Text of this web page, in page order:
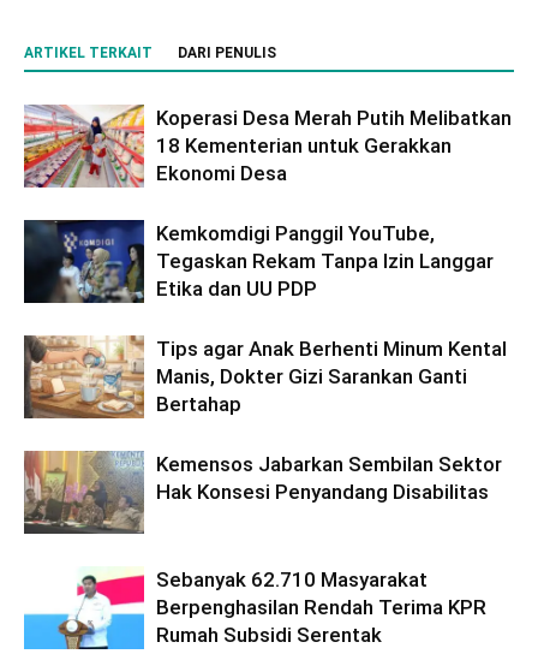
ARTIKEL TERKAIT DARI PENULIS
Koperasi Desa Merah Putih Melibatkan
18 Kementerian untuk Gerakkan
Ekonomi Desa
Kemkomdigi Panggil YouTube,
Tegaskan Rekam Tanpa Izin Langgar
Etika dan UU PDP
Tips agar Anak Berhenti Minum Kental
Manis, Dokter Gizi Sarankan Ganti
Bertahap
Kemensos Jabarkan Sembilan Sektor
Hak Konsesi Penyandang Disabilitas
Sebanyak 62.710 Masyarakat
Berpenghasilan Rendah Terima KPR
Rumah Subsidi Serentak